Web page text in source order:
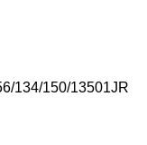
134/150/13501JR